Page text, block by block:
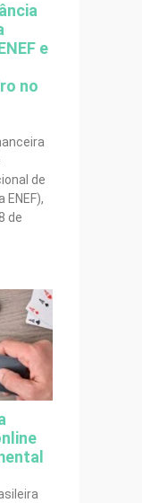
e
no
de
ENEF),
de